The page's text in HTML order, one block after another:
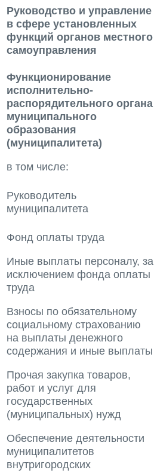
Руководство и управление
в сфере установленных
функций органов местного
самоуправления
Функционирование
исполнительно-
распорядительного органа
муниципального
образования
(муниципалитета)
в том числе:
Руководитель
муниципалитета
Фонд оплаты труда
Иные выплаты персоналу, за
исключением фонда оплаты
труда
Взносы по обязательному
социальному страхованию
на выплаты денежного
содержания и иные выплаты
Прочая закупка товаров,
работ и услуг для
государственных
(муниципальных) нужд
Обеспечение деятельности
муниципалитетов
внутригородских